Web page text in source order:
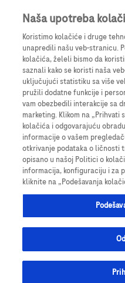
Neuspešna
Nismo bili u mogućnosti
Login
Naša upotreba
Koristimo kolačiće i druge
unapredili našu veb-stranicu.
kolačića, želeli bismo da
saznali kako se koristi naša
uključujući statistiku sa više
pružili dodatne funkcije i
vam obezbedili interakcije sa
marketing. Klikom na
kolačića i odgovarajuću
informacije o vašem
otkrivanje podataka o ličnosti
opisano u našoj Politici o
informacija, konfiguraciju i za
kliknite na „Podešavanja